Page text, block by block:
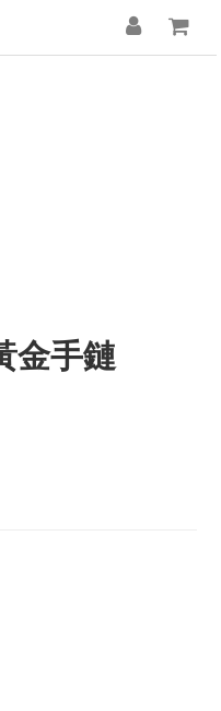
金手鏈